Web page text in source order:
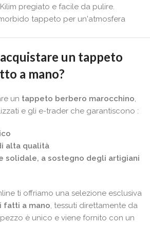
pregiato e facile da pulire.
tappeto per un'atmosfera
un tappeto
a mano?
un tappeto berbero marocchino,
e gli e-trader che garantiscono :
alta qualità
solidale, a sostegno degli artigiani
ti offriamo una selezione esclusiva
fatti a mano, tessuti direttamente da
è unico e viene fornito con un